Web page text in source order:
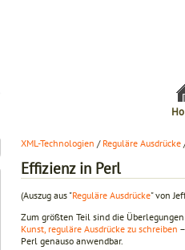
XML-Technologien / Reguläre Ausdrücke
Effizienz in Perl
(Auszug aus "Reguläre Ausdrücke" von
Zum größten Teil sind die
Kunst, reguläre Ausdrücke zu schreiben
Perl genauso anwendbar.